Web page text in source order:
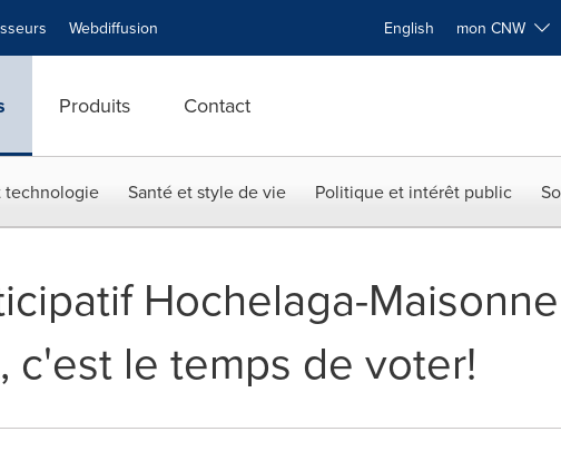
Webdiffusion English mon CNW
Produits Contact
technologie Santé et style de vie Politique et intérêt public
Hochelaga-
c'est le temps de voter!